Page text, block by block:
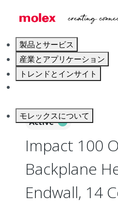
製品とサービス
産業とアプリケーション
トレンドとインサイト
モレックスについて
Active
Impact 100
Backplane
Endwall, 14